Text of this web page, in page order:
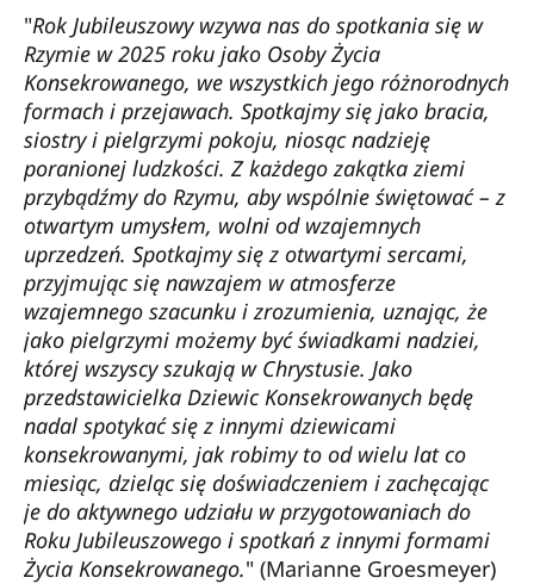
"Rok Jubileuszowy wzywa nas do spotkania się w
Rzymie w 2025 roku jako Osoby Życia
Konsekrowanego, we wszystkich jego różnorodnych
formach i przejawach. Spotkajmy się jako bracia,
siostry i pielgrzymi pokoju, niosąc nadzieję
poranionej ludzkości. Z każdego zakątka ziemi
przybądźmy do Rzymu, aby wspólnie świętować – z
otwartym umysłem, wolni od wzajemnych
uprzedzeń. Spotkajmy się z otwartymi sercami,
przyjmując się nawzajem w atmosferze
wzajemnego szacunku i zrozumienia, uznając, że
jako pielgrzymi możemy być świadkami nadziei,
której wszyscy szukają w Chrystusie. Jako
przedstawicielka Dziewic Konsekrowanych będę
nadal spotykać się z innymi dziewicami
konsekrowanymi, jak robimy to od wielu lat co
miesiąc, dzieląc się doświadczeniem i zachęcając
je do aktywnego udziału w przygotowaniach do
Roku Jubileuszowego i spotkań z innymi formami
Życia Konsekrowanego." (Marianne Groesmeyer)